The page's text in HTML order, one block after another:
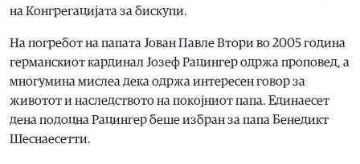
на Конгрегацијата за бискупи.
На погребот на папата Јован Павле Втори во 2005 година
германскиот кардинал Јозеф Рацингер одржа проповед, а
многумина мислеа дека одржа интересен говор за
животот и наследството на покојниот папа. Единаесет
дена подоцна Рацингер беше избран за папа Бенедикт
Шеснаесетти.